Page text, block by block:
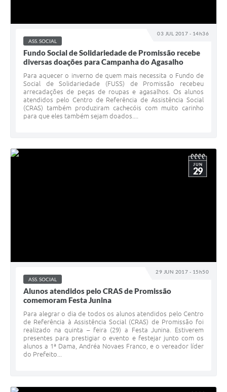
03 JUL 2017 - 14h36
ASS. SOCIAL
Fundo Social de Solidariedade de Promissão recebe
diversas doações para Campanha do Agasalho
Para aquecer o inverno de quem mais necessita o Fundo de
Social de Solidariedade (FUSS) de Promissão recebeu
arrecadações de peças de roupas e agasalhos. Os alunos
atendidos pelo Centro de Referência de Assistência Social
(CRAS) também produziram cachecóis com muito carinho
para que eles também sejam doados....
29 JUN 2017 - 15h50
JUN
29
ASS. SOCIAL
Alunos atendidos pelo CRAS de Promissão
comemoram Festa Junina
Para alegrar o dia de todos os alunos atendidos pelo Centro
de Referência à Assistência Social (CRAS) de Promissão foi
realizado na quinta – feira (29) a Festa Junina. Estiverem
presentes para prestigiar o evento e festejar junto com os
alunos a 1ª Dama, Andréa Novaes Franco, e o vereador líder
do Prefeito...